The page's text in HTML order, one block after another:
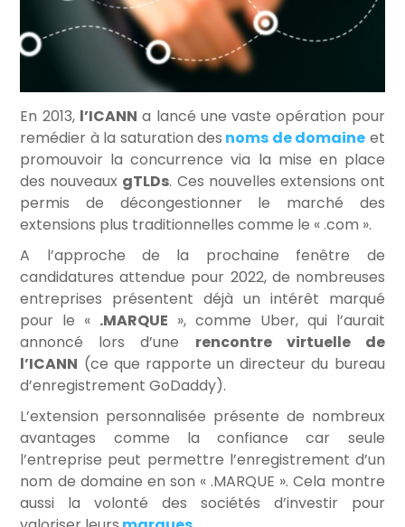
En 2013, l’ICANN a lancé une vaste opération pour
remédier à la saturation des noms de domaine et
promouvoir la concurrence via la mise en place
des nouveaux gTLDs. Ces nouvelles extensions ont
permis de décongestionner le marché des
extensions plus traditionnelles comme le « .com ».
A l’approche de la prochaine fenêtre de
candidatures attendue pour 2022, de nombreuses
entreprises présentent déjà un intérêt marqué
pour le « .MARQUE », comme Uber, qui l’aurait
annoncé lors d’une rencontre virtuelle de
l’ICANN (ce que rapporte un directeur du bureau
d’enregistrement GoDaddy).
L’extension personnalisée présente de nombreux
avantages comme la confiance car seule
l’entreprise peut permettre l’enregistrement d’un
nom de domaine en son « .MARQUE ». Cela montre
aussi la volonté des sociétés d’investir pour